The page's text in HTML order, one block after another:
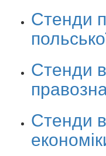
Стенди
Стенди
Стенди